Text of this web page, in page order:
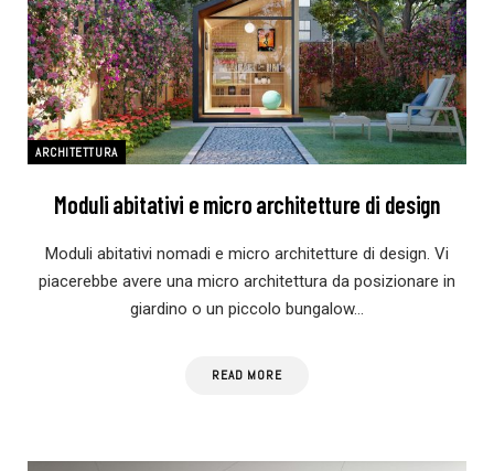
ARCHITETTURA
Moduli abitativi e micro architetture di design
Moduli abitativi nomadi e micro architetture di design. Vi
piacerebbe avere una micro architettura da posizionare in
giardino o un piccolo bungalow…
READ MORE